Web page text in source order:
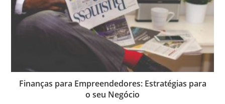
Finanças para Empreendedores: Estratégias para
o seu Negócio